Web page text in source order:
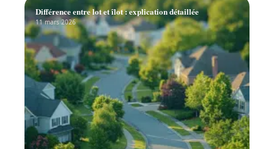
Différence entre lot et îlot : explication détaillée
11 mars 2026